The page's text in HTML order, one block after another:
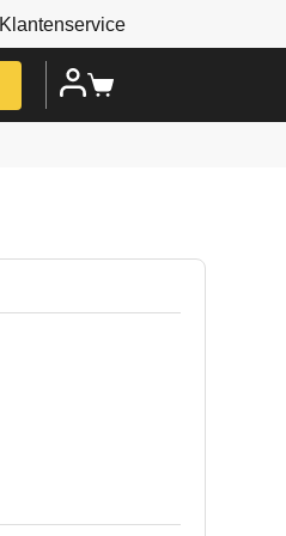
Klantenservice